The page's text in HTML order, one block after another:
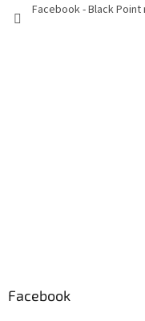
Facebook - Black Point
Facebook